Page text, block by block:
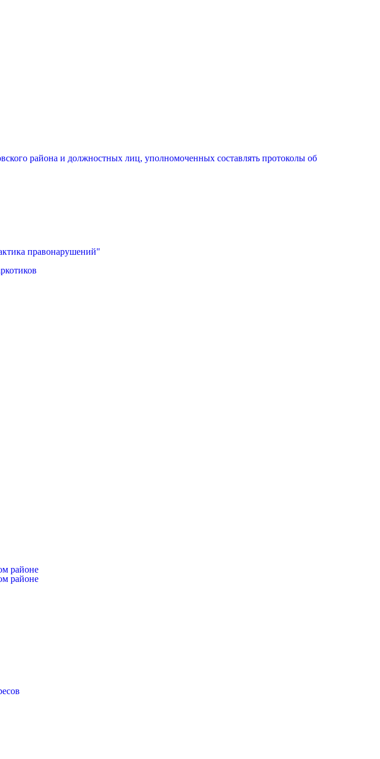
района и должностных лиц, уполномоченных составлять протоколы об
правонарушений"
районе
районе